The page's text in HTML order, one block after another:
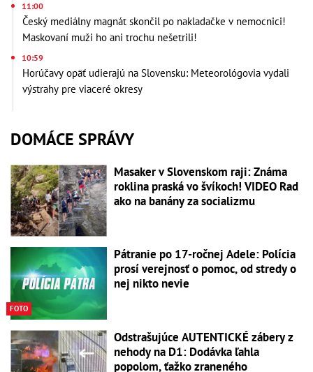
11:00
Český mediálny magnát skončil po nakladačke v nemocnici!
Maskovaní muži ho ani trochu nešetrili!
10:59
Horúčavy opäť udierajú na Slovensku: Meteorológovia vydali
výstrahy pre viaceré okresy
DOMÁCE SPRÁVY
Masaker v Slovenskom raji: Známa
roklina praská vo švíkoch! VIDEO Rad
ako na banány za socializmu
FOTO
Pátranie po 17-ročnej Adele: Polícia
prosí verejnosť o pomoc, od stredy o
nej nikto nevie
Odstrašujúce AUTENTICKÉ zábery z
nehody na D1: Dodávka ľahla
popolom, ťažko zraneného